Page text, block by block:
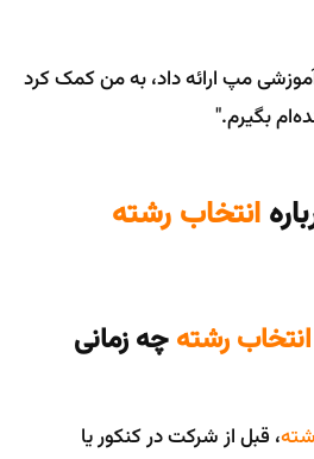
مپ ارائه داد، به من کمک کرد
بگیرم."
انتخاب رشته
انتخاب رشتهچه زمانی
، قبل از شرکت در کنکور یا